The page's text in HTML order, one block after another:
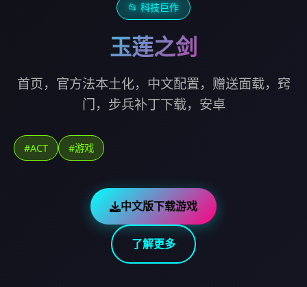
📂 科技巨作
玉莲之剑
首页，官方法本土化，中文配置，赠送面载，窍
门，步兵补丁下载，安卓
#ACT #游戏
中文版下载游戏
了解更多